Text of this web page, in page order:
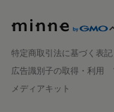
特定商取引法に基づく表記
広告識別子の取得・利用
メディアキット